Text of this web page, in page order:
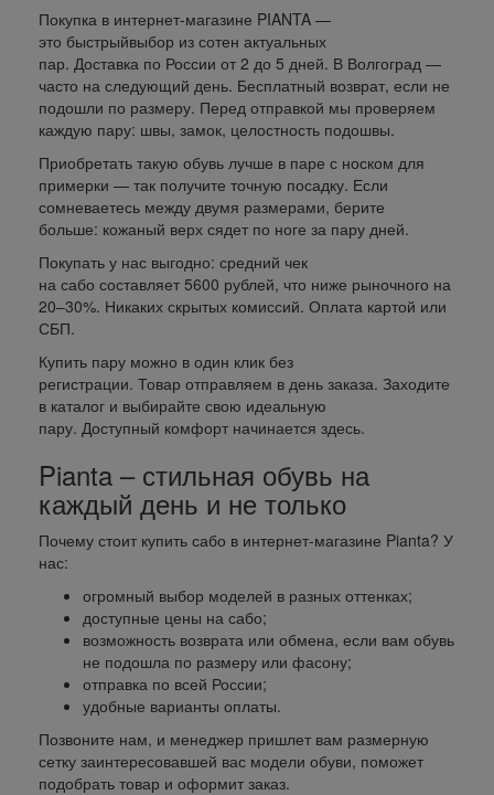
Покупка в интернет-магазине PIANTA —
это быстрыйвыбор из сотен актуальных
пар. Доставка по России от 2 до 5 дней. В Волгоград —
часто на следующий день. Бесплатный возврат, если не
подошли по размеру. Перед отправкой мы проверяем
каждую пару: швы, замок, целостность подошвы.
Приобретать такую обувь лучше в паре с носком для
примерки — так получите точную посадку. Если
сомневаетесь между двумя размерами, берите
больше: кожаный верх сядет по ноге за пару дней.
Покупать у нас выгодно: средний чек
на сабо составляет 5600 рублей, что ниже рыночного на
20–30%. Никаких скрытых комиссий. Оплата картой или
СБП.
Купить пару можно в один клик без
регистрации. Товар отправляем в день заказа. Заходите
в каталог и выбирайте свою идеальную
пару. Доступный комфорт начинается здесь.
Pianta – стильная обувь на
каждый день и не только
Почему стоит купить сабо в интернет-магазине Pianta? У
нас:
огромный выбор моделей в разных оттенках;
доступные цены на сабо;
возможность возврата или обмена, если вам обувь
не подошла по размеру или фасону;
отправка по всей России;
удобные варианты оплаты.
Позвоните нам, и менеджер пришлет вам размерную
сетку заинтересовавшей вас модели обуви, поможет
подобрать товар и оформит заказ.